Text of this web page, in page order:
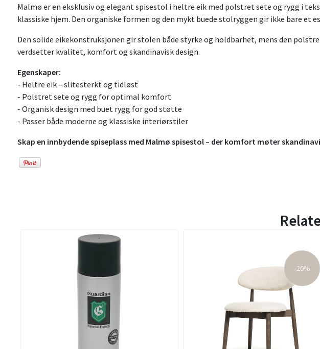
Malmø er en eksklusiv og elegant spisestol i heltre eik med polstret sete og rygg i
klassiske hjem. Den organiske formen og den mykt buede stolryggen gir ikke bare
Den solide eikekonstruksjonen gir stolen både styrke og holdbarhet, mens den
verdsetter kvalitet, komfort og skandinavisk design.
Egenskaper:
- Heltre eik – slitesterkt og tidløst
- Polstret sete og rygg for optimal komfort
- Organisk design med buet rygg for god støtte
- Passer både moderne og klassiske interiørstiler
Skap en innbydende spiseplass med Malmø spisestol – der komfort møter
-20%